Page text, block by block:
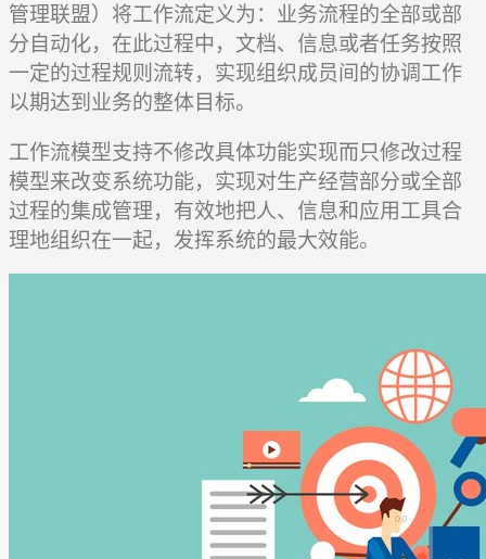
管理联盟）将工作流定义为：业务流程的全部或部
分自动化，在此过程中，文档、信息或者任务按照
一定的过程规则流转，实现组织成员间的协调工作
以期达到业务的整体目标。
工作流模型支持不修改具体功能实现而只修改过程
模型来改变系统功能，实现对生产经营部分或全部
过程的集成管理，有效地把人、信息和应用工具合
理地组织在一起，发挥系统的最大效能。